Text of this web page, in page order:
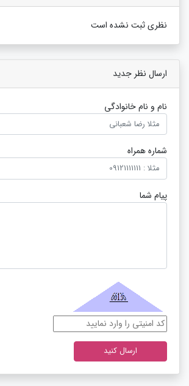
نظری ثبت نشده است
ارسال نظر جدید
نام و نام خانوادگی
شماره همراه
پیام شما
ارسال کنید